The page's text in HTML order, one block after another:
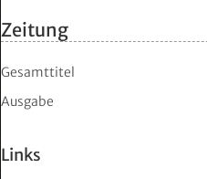
Zeitung
Gesamttitel
Ausgabe
Links